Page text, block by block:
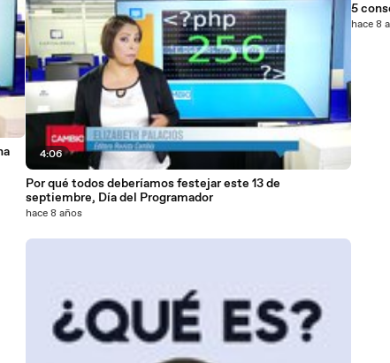
4:06
Por qué todos deberíamos festejar este 13 de
septiembre, Día del Programador
hace 8 años
5
hace 8